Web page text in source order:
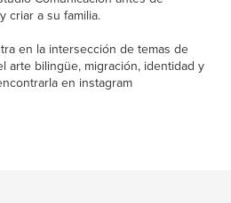
criar a su familia.
en la intersección de temas de
arte bilingüe, migración, identidad y
en instagram